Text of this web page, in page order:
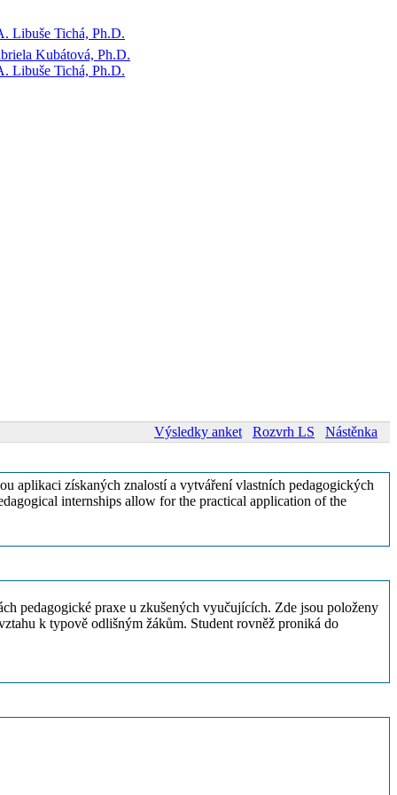
Libuše Tichá, Ph.D.
Kubátová, Ph.D.
Libuše Tichá, Ph.D.
Výsledky anket Rozvrh LS Nástěnka
aplikaci získaných znalostí a vytváření vlastních pedagogických
internships allow for the practical application of the
pedagogické praxe u zkušených vyučujících. Zde jsou položeny
k typově odlišným žákům. Student rovněž proniká do